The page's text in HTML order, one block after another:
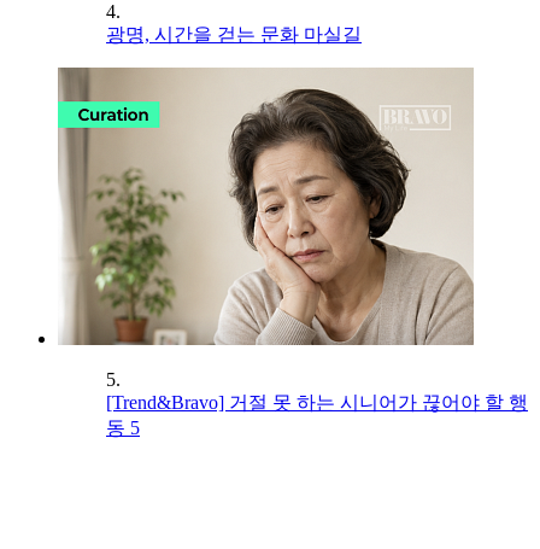
4.
광명, 시간을 걷는 문화 마실길
5.
[Trend&Bravo] 거절 못 하는 시니어가 끊어야 할 행
동 5